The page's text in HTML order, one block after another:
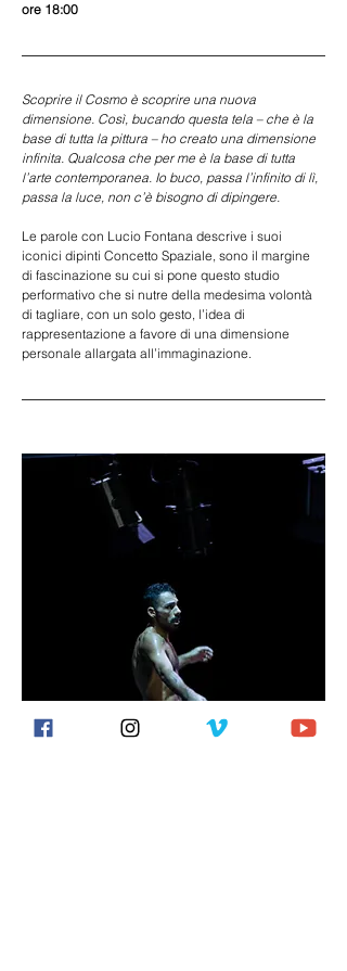
ore 18:00
Scoprire il Cosmo è scoprire una nuova
dimensione. Così, bucando questa tela – che è la
base di tutta la pittura – ho creato una dimensione
infinita. Qualcosa che per me è la base di tutta
l’arte contemporanea. Io buco, passa l’infinito di lì,
passa la luce, non c’è bisogno di dipingere.
Le parole con Lucio Fontana descrive i suoi
iconici dipinti Concetto Spaziale, sono il margine
di fascinazione su cui si pone questo studio
performativo che si nutre della medesima volontà
di tagliare, con un solo gesto, l’idea di
rappresentazione a favore di una dimensione
personale allargata all’immaginazione.